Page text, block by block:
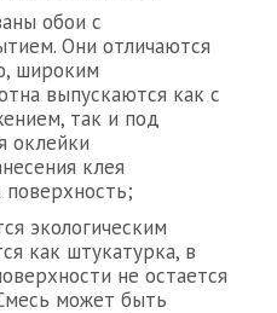
обои с
Они отличаются
широким
выпускаются как с
так и под
оклейки
клея
экологическим
как штукатурка, в
не остается
может быть